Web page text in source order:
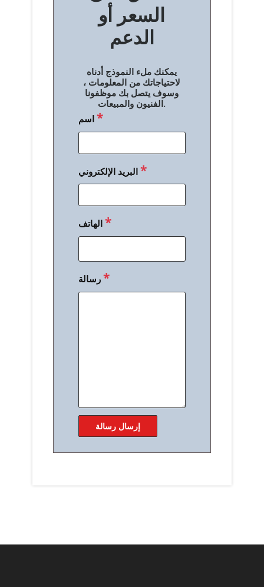
السعر أو
الدعم
يمكنك ملء النموذج أدناه
لاحتياجاتك من المعلومات ،
وسوف يتصل بك موظفونا
الفنيون والمبيعات.
اسم*
البريد الإلكتروني*
الهاتف*
رسالة*